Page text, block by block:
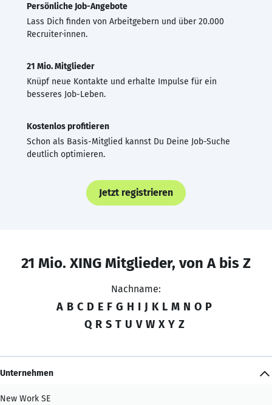
Persönliche Job-Angebote
Lass Dich finden von Arbeitgebern und über 20.000
Recruiter·innen.
21 Mio. Mitglieder
Knüpf neue Kontakte und erhalte Impulse für ein
besseres Job-Leben.
Kostenlos profitieren
Schon als Basis-Mitglied kannst Du Deine Job-Suche
deutlich optimieren.
Jetzt registrieren
21 Mio. XING Mitglieder, von A bis Z
Nachname:
A B C D E F G H I J K L M N O P
Q R S T U V W X Y Z
Unternehmen
New Work SE